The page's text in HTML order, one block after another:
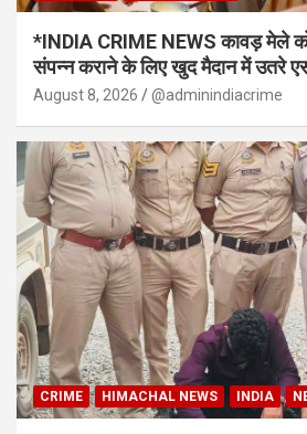
*INDIA CRIME NEWS कावड़ मेले
संपन्न कराने के लिए खुद मैदान में उतरे
August 8, 2026 @adminindiacrime
CRIME HIMACHAL NEWS INDIA